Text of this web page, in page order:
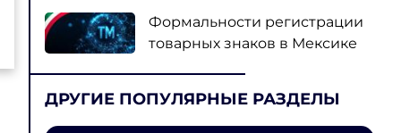
Формальности регистрации
товарных знаков в Мексике
ДРУГИЕ ПОПУЛЯРНЫЕ РАЗДЕЛЫ